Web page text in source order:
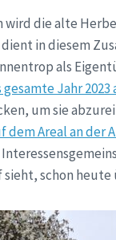
wird die alte
in diesem
als
Jahr
um sie
dem Areal an der
schon